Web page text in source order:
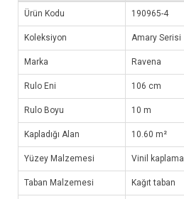
Ürün Kodu 190965-4
Koleksiyon Amary Serisi
Marka Ravena
Rulo Eni 106 cm
Rulo Boyu 10 m
Kapladığı Alan 10.60 m²
Yüzey Malzemesi Vinil kaplama
Taban Malzemesi Kağıt taban